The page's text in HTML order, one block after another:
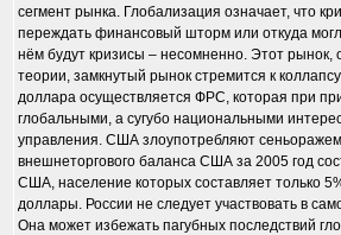
сегмент рынка. Глобализация означает, что
переждать финансовый шторм или откуда
нём будут кризисы – несомненно. Этот рынок,
теории, замкнутый рынок стремится к
доллара осуществляется ФРС, которая при
глобальными, а сугубо национальными
управления. США злоупотребляют
внешнеторгового баланса США за 2005 год
США, население которых составляет только
доллары. России не следует участвовать в
Она может избежать пагубных последствий